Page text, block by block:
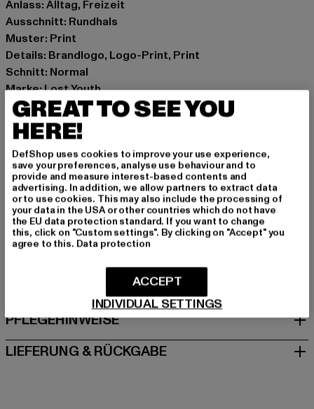
Anlass: Alltag, Freizeit
Ausschnitt: Rundhals
Muster: Print
Details: Brandlogo, Logo-Print, Print
Schnitt: Normal
Marke: Lost Youth
Kat.: T-Shirts
Farbe: schwarz
Hersteller Farbe: black
Materialzusammensetzung: 100% Baumwolle
Art.Nr: LY207-00007
Hersteller: TB International GmbH |info@tbint.de
Dr.-Robert-Murjahn-Straße 7 | 64372 Ober-Ramstadt |
DE
GRÖSSE & PASSFORM
PFLEGEHINWEISE
LIEFERUNG & RÜCKGABE
GREAT TO SEE YOU
HERE!
DefShop uses cookies to improve your use experience,
save your preferences, analyse use behaviour and to
provide and measure interest-based contents and
advertising. In addition, we allow partners to extract data
or to use cookies. This may also include the processing of
your data in the USA or other countries which do not have
the EU data protection standard. If you want to change
this, click on "Custom settings". By clicking on "Accept" you
agree to this. Data protection
INDIVIDUAL SETTINGS
ACCEPT